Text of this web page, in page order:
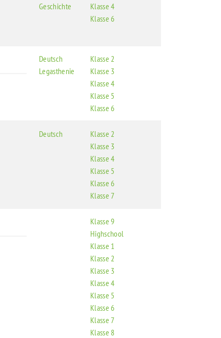
Geschichte
Klasse 4
Klasse 6
Deutsch
Legasthenie
Klasse 2
Klasse 3
Klasse 4
Klasse 5
Klasse 6
Deutsch
Klasse 2
Klasse 3
Klasse 4
Klasse 5
Klasse 6
Klasse 7
Klasse 9
Highschool
Klasse 1
Klasse 2
Klasse 3
Klasse 4
Klasse 5
Klasse 6
Klasse 7
Klasse 8